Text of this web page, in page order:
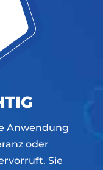
Anwendung
oder
Sie